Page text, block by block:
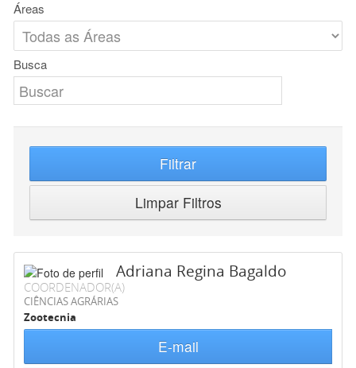
Áreas
Busca
Filtrar
Limpar Filtros
Adriana Regina Bagaldo
COORDENADOR(A)
CIÊNCIAS AGRÁRIAS
Zootecnia
E-mail